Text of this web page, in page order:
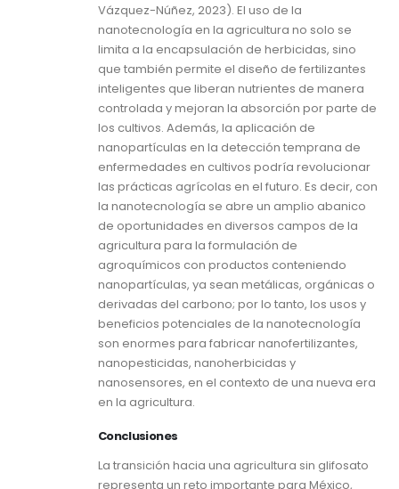
Vázquez-Núñez, 2023). El uso de la
nanotecnología en la agricultura no solo se
limita a la encapsulación de herbicidas, sino
que también permite el diseño de fertilizantes
inteligentes que liberan nutrientes de manera
controlada y mejoran la absorción por parte de
los cultivos. Además, la aplicación de
nanopartículas en la detección temprana de
enfermedades en cultivos podría revolucionar
las prácticas agrícolas en el futuro. Es decir, con
la nanotecnología se abre un amplio abanico
de oportunidades en diversos campos de la
agricultura para la formulación de
agroquímicos con productos conteniendo
nanopartículas, ya sean metálicas, orgánicas o
derivadas del carbono; por lo tanto, los usos y
beneficios potenciales de la nanotecnología
son enormes para fabricar nanofertilizantes,
nanopesticidas, nanoherbicidas y
nanosensores, en el contexto de una nueva era
en la agricultura.
Conclusiones
La transición hacia una agricultura sin glifosato
representa un reto importante para México,